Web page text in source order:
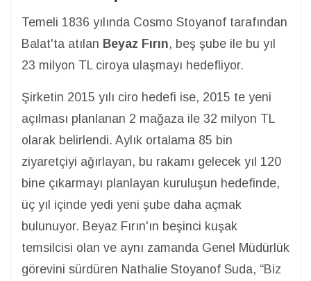
Temeli 1836 yılında Cosmo Stoyanof tarafından
Balat'ta atılan Beyaz Fırın, beş şube ile bu yıl
23 milyon TL ciroya ulaşmayı hedefliyor.
Şirketin 2015 yılı ciro hedefi ise, 2015 te yeni
açılması planlanan 2 mağaza ile 32 milyon TL
olarak belirlendi. Aylık ortalama 85 bin
ziyaretçiyi ağırlayan, bu rakamı gelecek yıl 120
bine çıkarmayı planlayan kuruluşun hedefinde,
üç yıl içinde yedi yeni şube daha açmak
bulunuyor. Beyaz Fırın'ın beşinci kuşak
temsilcisi olan ve aynı zamanda Genel Müdürlük
görevini sürdüren Nathalie Stoyanof Suda, “Biz